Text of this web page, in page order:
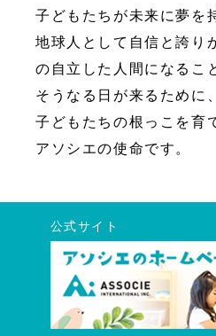
子どもたちが未来に夢を
地球人として自信と誇り
の自立した人間になるこ
そうなる日が来るために、
子どもたちの根っこを育
アソシエの使命です。
公式サイト